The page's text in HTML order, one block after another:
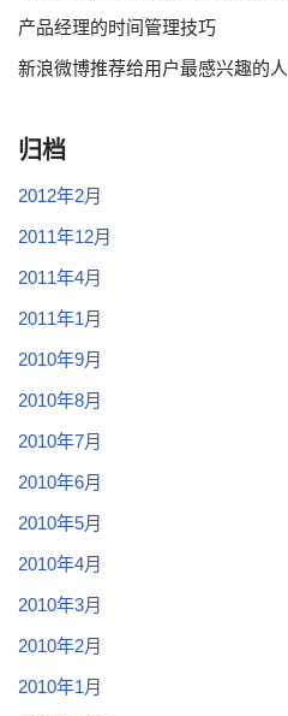
产品经理的时间管理技巧
新浪微博推荐给用户最感兴趣的人
归档
2012年2月
2011年12月
2011年4月
2011年1月
2010年9月
2010年8月
2010年7月
2010年6月
2010年5月
2010年4月
2010年3月
2010年2月
2010年1月